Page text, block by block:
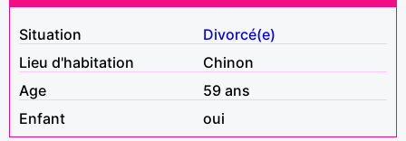
Situation
Divorcé(e)
Lieu d'habitation
Chinon
Age
59 ans
Enfant
oui